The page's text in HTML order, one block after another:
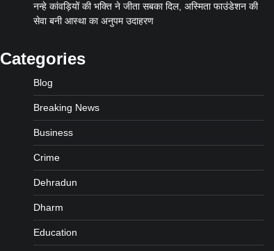
नन्हे कांवड़ियों की भक्ति ने जीता सबका दिल, अस्मिता फाउंडेशन की
सेवा बनी आस्था का अनुपम उदाहरण
Categories
Blog
Breaking News
Business
Crime
Dehradun
Dharm
Education